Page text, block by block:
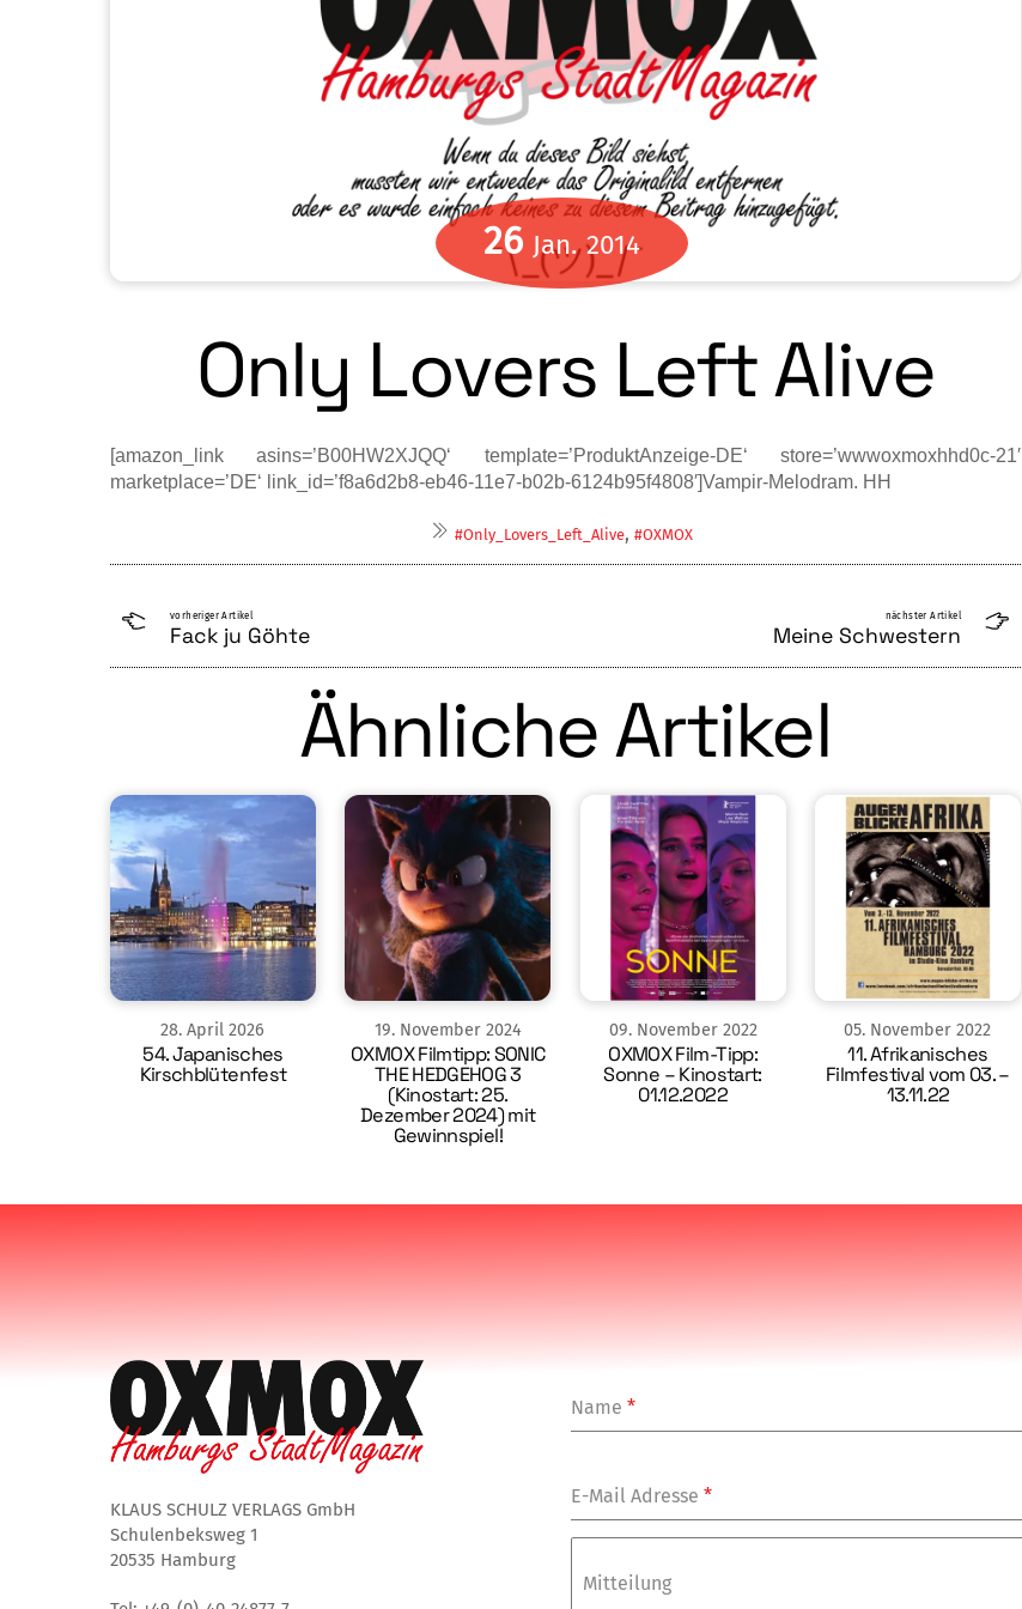
26 Jan. 2014
Only Lovers Left Alive
[amazon_link asins=’B00HW2XJQQ‘ template=’ProduktAnzeige-DE‘ store=’wwwoxmoxhhd0c-21′
marketplace=’DE‘ link_id=’f8a6d2b8-eb46-11e7-b02b-6124b95f4808′]Vampir-Melodram. HH
#Only_Lovers_Left_Alive, #OXMOX
vorheriger Artikel
Fack ju Göhte
nächster Artikel
Meine Schwestern
Ähnliche Artikel
28.April 2026
54. Japanisches
Kirschblütenfest
19. November 2024
OXMOX Filmtipp: SONIC
THE HEDGEHOG 3
(Kinostart: 25.
Dezember 2024) mit
Gewinnspiel!
09. November 2022
OXMOX Film-Tipp:
Sonne – Kinostart:
01.12.2022
05. November 2022
11. Afrikanisches
Filmfestival vom 03. –
13.11.22
KLAUS SCHULZ VERLAGS GmbH
Schulenbeksweg 1
20535 Hamburg
Name*
E-Mail Adresse*
Mitteilung